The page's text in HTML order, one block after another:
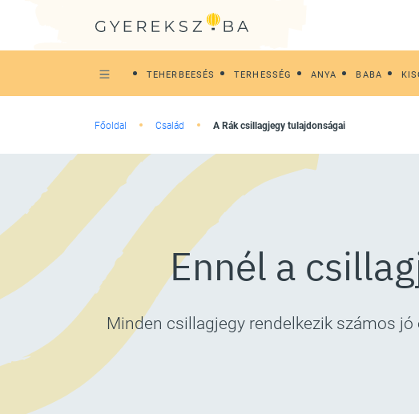
TEHERBEESÉS TERHESSÉG ANYA BABA
Főoldal Család A Rák csillagjegy tulajdonságai
Ennél a
Minden csillagjegy rendelkezik számos